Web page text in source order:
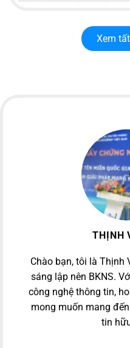
Xem
THỊNH
Chào bạn, tôi là Thịnh
sáng lập nên BKNS.
công nghệ thông tin,
mong muốn mang
tin